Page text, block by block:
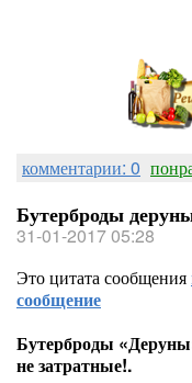
комментарии: 0
Бутерброды
31-01-2017 05:28
Это цитата сообщения
сообщение
Бутерброды
не затратные!.